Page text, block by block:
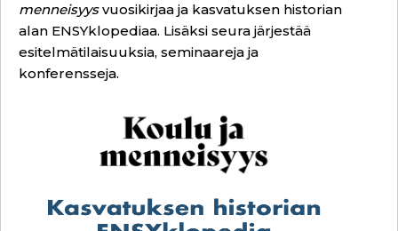
menneisyysvuosikirjaa ja kasvatuksen historian
alan ENSYklopediaa. Lisäksi seura järjestää
esitelmätilaisuuksia, seminaareja ja
konferensseja.